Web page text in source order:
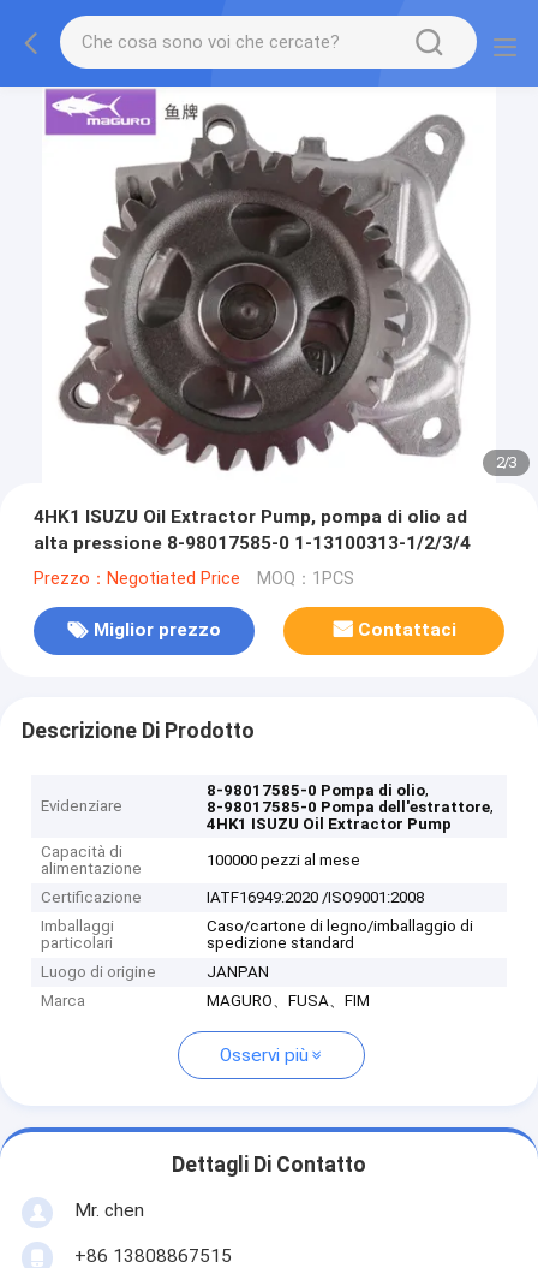
2/3
4HK1 ISUZU Oil Extractor Pump, pompa di olio ad
alta pressione 8-98017585-0 1-13100313-1/2/3/4
Prezzo：Negotiated Price MOQ：1PCS
Miglior prezzo Contattaci
Descrizione Di Prodotto
Evidenziare
8-98017585-0 Pompa di olio,
8-98017585-0 Pompa dell'estrattore,
4HK1 ISUZU Oil Extractor Pump
Capacità di
alimentazione
100000 pezzi al mese
Certificazione
IATF16949:2020 /ISO9001:2008
Imballaggi
particolari
Caso/cartone di legno/imballaggio di
spedizione standard
Luogo di origine
JANPAN
Marca
MAGURO、FUSA、FIM
Osservi più
Dettagli Di Contatto
Mr. chen
+86 13808867515